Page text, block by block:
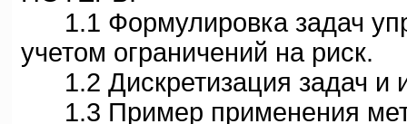
1.1 Формулировка задач
учетом ограничений на риск.
1.2 Дискретизация задач и
1.3 Пример применения